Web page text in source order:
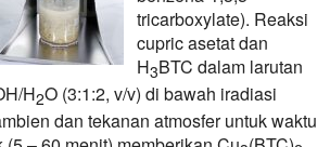
tricarboxylate). Reaksi
cupric asetat dan
H3BTC dalam larutan
H2O (3:1:2, v/v) di bawah iradiasi
dan tekanan atmosferuntukwaktu